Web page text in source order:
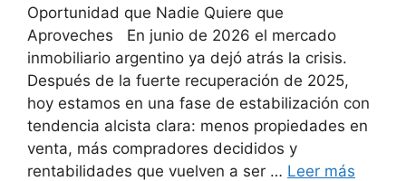
Oportunidad que Nadie Quiere que
Aproveches En junio de 2026 el mercado
inmobiliario argentino ya dejó atrás la crisis.
Después de la fuerte recuperación de 2025,
hoy estamos en una fase de estabilización con
tendencia alcista clara: menos propiedades en
venta, más compradores decididos y
rentabilidades que vuelven a ser … Leer más